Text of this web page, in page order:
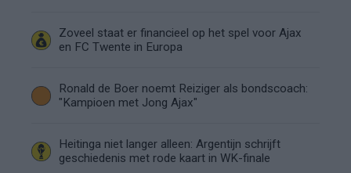
Zoveel staat er financieel op het spel voor Ajax
en FC Twente in Europa
Ronald de Boer noemt Reiziger als bondscoach:
"Kampioen met Jong Ajax"
Heitinga niet langer alleen: Argentijn schrijft
geschiedenis met rode kaart in WK-finale